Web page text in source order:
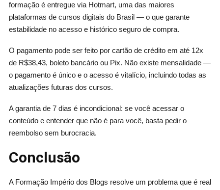
formação é entregue via Hotmart, uma das maiores
plataformas de cursos digitais do Brasil — o que garante
estabilidade no acesso e histórico seguro de compra.
O pagamento pode ser feito por cartão de crédito em até 12x
de R$38,43, boleto bancário ou Pix. Não existe mensalidade —
o pagamento é único e o acesso é vitalício, incluindo todas as
atualizações futuras dos cursos.
A garantia de 7 dias é incondicional: se você acessar o
conteúdo e entender que não é para você, basta pedir o
reembolso sem burocracia.
Conclusão
A Formação Império dos Blogs resolve um problema que é real